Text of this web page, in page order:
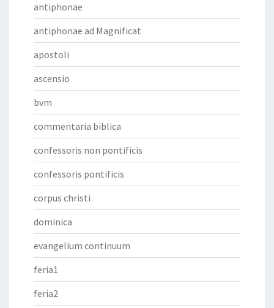
antiphonae
antiphonae ad Magnificat
apostoli
ascensio
bvm
commentaria biblica
confessoris non pontificis
confessoris pontificis
corpus christi
dominica
evangelium continuum
feria1
feria2